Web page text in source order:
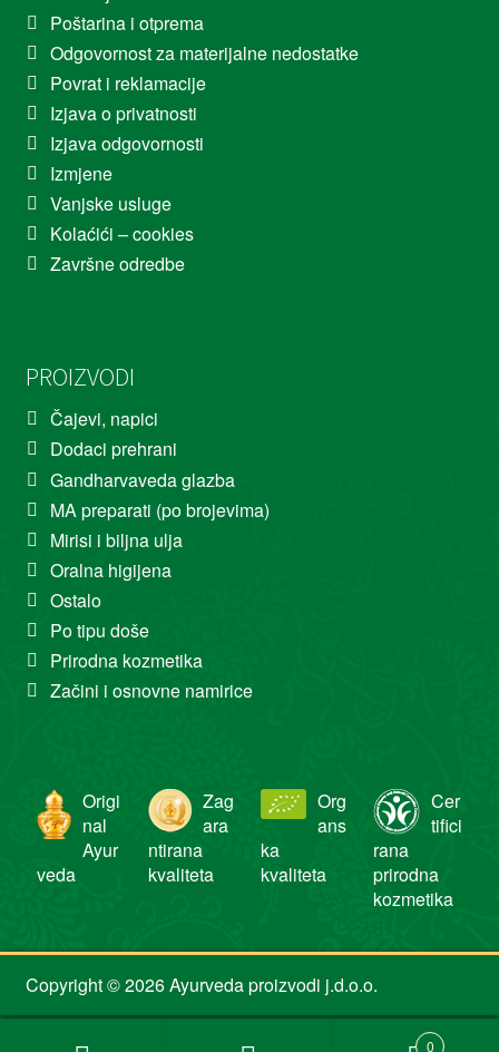
Poštarina i otprema
Odgovornost za materijalne nedostatke
Povrat i reklamacije
Izjava o privatnosti
Izjava odgovornosti
Izmjene
Vanjske usluge
Kolaćići – cookies
Završne odredbe
PROIZVODI
Čajevi, napici
Dodaci prehrani
Gandharvaveda glazba
MA preparati (po brojevima)
Mirisi i biljna ulja
Oralna higijena
Ostalo
Po tipu doše
Prirodna kozmetika
Začini i osnovne namirice
Origi
nal
Ayur
veda
Zag
ara
ntirana
kvaliteta
Org
ans
ka
kvaliteta
Cer
tifici
rana
prirodna
kozmetika
Copyright © 2026 Ayurveda proizvodi j.d.o.o.
0